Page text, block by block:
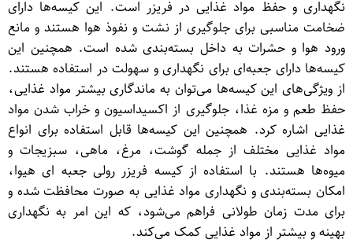
نگهداری و حفظ مواد غذایی در فریزر است. این کیسه‌ها دارای
ضخامت مناسبی برای جلوگیری از نشت و نفوذ هوا هستند و مانع
ورود هوا و حشرات به داخل بسته‌بندی شده است. همچنین این
کیسه‌ها دارای جعبه‌ای برای نگهداری و سهولت در استفاده هستند.
از ویژگی‌های این کیسه‌ها می‌توان به ماندگاری بیشتر مواد غذایی،
حفظ طعم و مزه غذا، جلوگیری از اکسیداسیون و خراب شدن مواد
غذایی اشاره کرد. همچنین این کیسه‌ها قابل استفاده برای انواع
مواد غذایی مختلف از جمله گوشت، مرغ، ماهی، سبزیجات و
میوه‌ها هستند. با استفاده از کیسه فریزر رولی جعبه ای هیوا،
امکان بسته‌بندی و نگهداری مواد غذایی به صورت محافظت شده و
برای مدت زمان طولانی فراهم می‌شود، که این امر به نگهداری
بهینه و بیشتر از مواد غذایی کمک می‌کند.